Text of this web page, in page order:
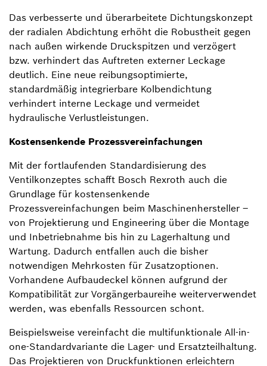
Das verbesserte und überarbeitete Dichtungskonzept
der radialen Abdichtung erhöht die Robustheit gegen
nach außen wirkende Druckspitzen und verzögert
bzw. verhindert das Auftreten externer Leckage
deutlich. Eine neue reibungsoptimierte,
standardmäßig integrierbare Kolbendichtung
verhindert interne Leckage und vermeidet
hydraulische Verlustleistungen.
Kostensenkende Prozessvereinfachungen
Mit der fortlaufenden Standardisierung des
Ventilkonzeptes schafft Bosch Rexroth auch die
Grundlage für kostensenkende
Prozessvereinfachungen beim Maschinenhersteller –
von Projektierung und Engineering über die Montage
und Inbetriebnahme bis hin zu Lagerhaltung und
Wartung. Dadurch entfallen auch die bisher
notwendigen Mehrkosten für Zusatzoptionen.
Vorhandene Aufbaudeckel können aufgrund der
Kompatibilität zur Vorgängerbaureihe weiterverwendet
werden, was ebenfalls Ressourcen schont.
Beispielsweise vereinfacht die multifunktionale All-in-
one-Standardvariante die Lager- und Ersatzteilhaltung.
Das Projektieren von Druckfunktionen erleichtern